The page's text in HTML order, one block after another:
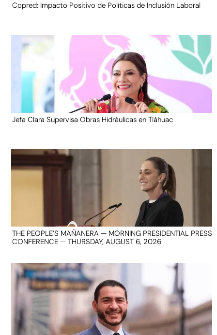
Copred: Impacto Positivo de Políticas de Inclusión Laboral
Jefa Clara Supervisa Obras Hidráulicas en Tláhuac
THE PEOPLE’S MAÑANERA — MORNING PRESIDENTIAL PRESS
CONFERENCE — THURSDAY, AUGUST 6, 2026